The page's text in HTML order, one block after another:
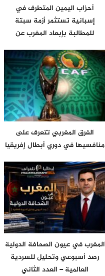
أحزاب اليمين المتطرف في
إسبانية تستثمر أزمة سبتة
للمطالبة بإبعاد المغرب عن
الفرق المغربي تتعرف على
منافسيها في دوري أبطال إفريقيا
المغرب في عيون الصحافة الدولية
رصد أسبوعي وتحليل للسردية
العالمية – العدد الثاني